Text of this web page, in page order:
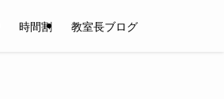
時間割 教室長ブログ